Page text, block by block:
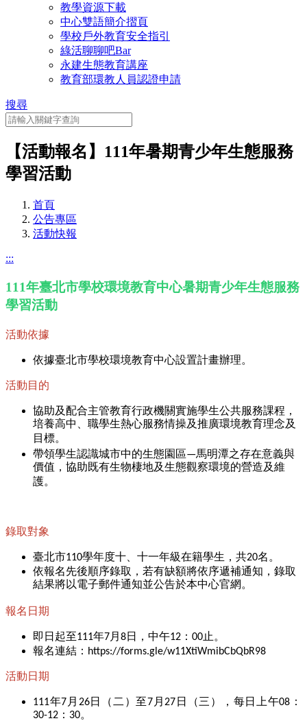
教學資源下載
中心雙語簡介摺頁
學校戶外教育安全指引
綠活聊聊吧Bar
永建生態教育講座
教育部環教人員認證申請
搜尋
【活動報名】111年暑期青少年生態服務
學習活動
首頁
公告專區
活動快報
:::
111年臺北市學校環境教育中心暑期青少年生態服務
學習活動
活動依據
依據臺北市學校環境教育中心設置計畫辦理。
活動目的
協助及配合主管教育行政機關實施學生公共服務課程，
培養高中、職學生熱心服務情操及推廣環境教育理念及
目標。
帶領學生認識城市中的生態園區—馬明潭之存在意義與
價值，協助既有生物棲地及生態觀察環境的營造及維
護。
錄取對象
臺北市110學年度十、十一年級在籍學生，共20名。
依報名先後順序錄取，若有缺額將依序遞補通知，錄取
結果將以電子郵件通知並公告於本中心官網。
報名日期
即日起至111年7月8日，中午12：00止。
報名連結：https://forms.gle/w11XtiWmibCbQbR98
活動日期
111年7月26日（二）至7月27日（三），每日上午08：
30-12：30。